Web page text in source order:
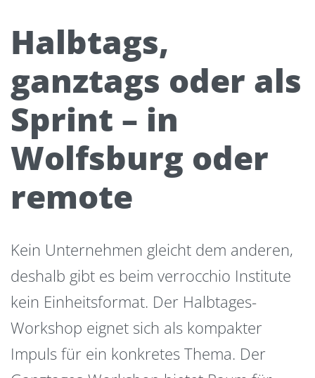
Halbtags,
ganztags oder als
Sprint – in
Wolfsburg oder
remote
Kein Unternehmen gleicht dem anderen,
deshalb gibt es beim verrocchio Institute
kein Einheitsformat. Der Halbtages-
Workshop eignet sich als kompakter
Impuls für ein konkretes Thema. Der